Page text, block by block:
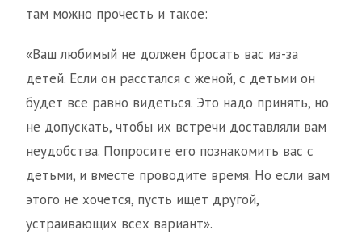
там можно прочесть и такое:
«Ваш любимый не должен бросать вас из-за
детей. Если он расстался с женой, с детьми он
будет все равно видеться. Это надо принять, но
не допускать, чтобы их встречи доставляли вам
неудобства. Попросите его познакомить вас с
детьми, и вместе проводите время. Но если вам
этого не хочется, пусть ищет другой,
устраивающих всех вариант».